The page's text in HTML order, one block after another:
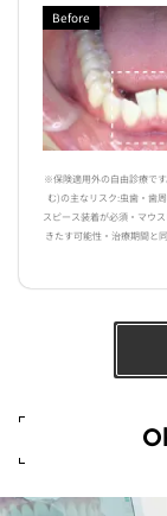
Before
※保険適用外の自由診療で
む)の主なリスク:虫歯・歯
スピース装着が必須・マウ
きたす可能性・治療期間と